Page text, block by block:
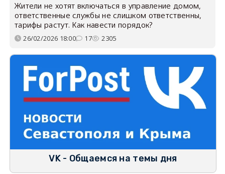
Жители не хотят включаться в управление домом,
ответственные службы не слишком ответственны,
тарифы растут. Как навести порядок?
26/02/2026 18:00 17 2305
VK - Общаемся на темы дня